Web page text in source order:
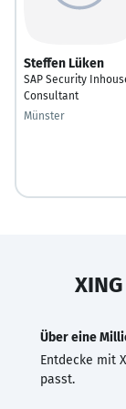
Steffen Lüken
SAP Security
Consultant
Münster
Über eine
Entdecke mit
passt.